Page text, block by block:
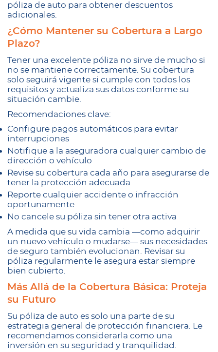
póliza de auto para obtener descuentos
adicionales.
¿Cómo Mantener su Cobertura a Largo
Plazo?
Tener una excelente póliza no sirve de mucho si
no se mantiene correctamente. Su cobertura
solo seguirá vigente si cumple con todos los
requisitos y actualiza sus datos conforme su
situación cambie.
Recomendaciones clave:
Configure pagos automáticos para evitar
interrupciones
Notifique a la aseguradora cualquier cambio de
dirección o vehículo
Revise su cobertura cada año para asegurarse de
tener la protección adecuada
Reporte cualquier accidente o infracción
oportunamente
No cancele su póliza sin tener otra activa
A medida que su vida cambia —como adquirir
un nuevo vehículo o mudarse— sus necesidades
de seguro también evolucionan. Revisar su
póliza regularmente le asegura estar siempre
bien cubierto.
Más Allá de la Cobertura Básica: Proteja
su Futuro
Su póliza de auto es solo una parte de su
estrategia general de protección financiera. Le
recomendamos considerarla como una
inversión en su seguridad y tranquilidad.